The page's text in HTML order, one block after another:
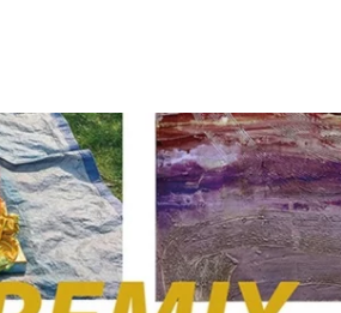
"„Livemusik mit Marian“"